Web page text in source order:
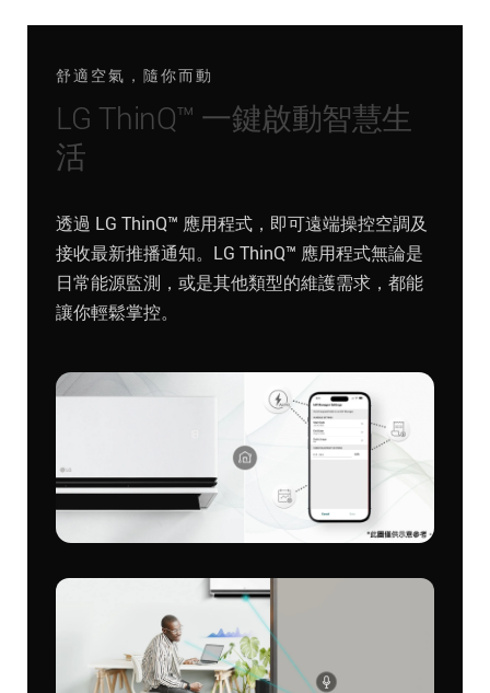
舒適空氣，隨你而動
LG ThinQ™ 一鍵啟動智慧生
活
透過 LG ThinQ™ 應用程式，即可遠端操控空調及
接收最新推播通知。LG ThinQ™ 應用程式無論是
日常能源監測，或是其他類型的維護需求，都能
讓你輕鬆掌控。